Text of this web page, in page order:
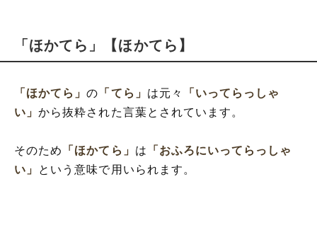
「ほかてら」【ほかてら】
「ほかてら」の 「てら」 は元々
「いってらっしゃ
い」から抜粋された言葉とされています。
そのため 「ほかてら」 は
「おふろにいってらっしゃ
い」
という意味で用いられます。